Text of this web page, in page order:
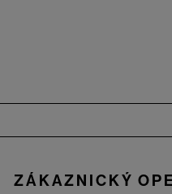
ZÁKAZNICKÝ